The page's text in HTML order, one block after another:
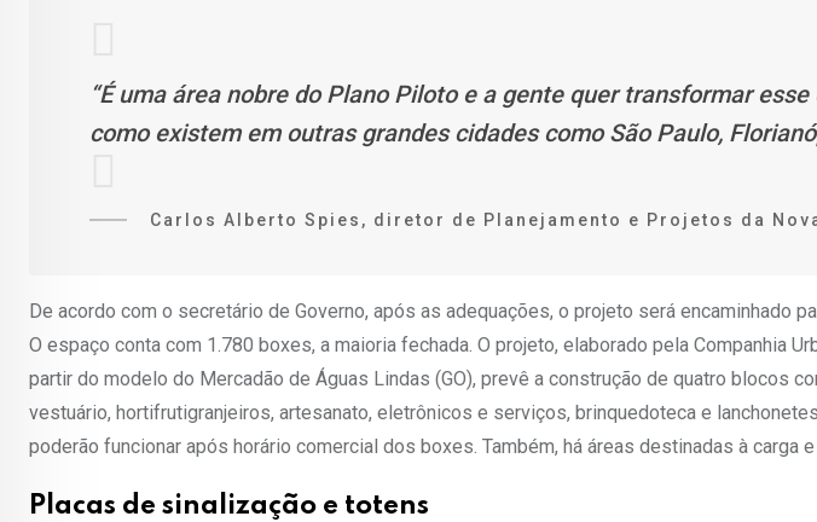
“É uma área nobre do Plano Piloto e a gente quer transformar
como existem em outras grandes cidades como São Paulo,
Carlos Alberto Spies, diretor de Planejamento e Projetos da
De acordo com o secretário de Governo, após as adequações, o projeto será encaminhado
O espaço conta com 1.780 boxes, a maioria fechada. O projeto, elaborado pela Companhia
partir do modelo do Mercadão de Águas Lindas (GO), prevê a construção de quatro blocos
vestuário, hortifrutigranjeiros, artesanato, eletrônicos e serviços, brinquedoteca e
poderão funcionar após horário comercial dos boxes. Também, há áreas destinadas à carga
Placas de sinalização e totens